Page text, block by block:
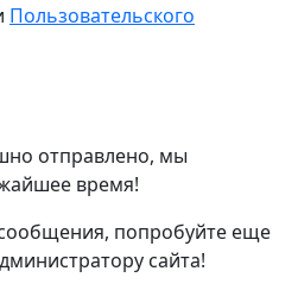
Пользовательского
отправлено, мы
время!
попробуйте еще
сайта!